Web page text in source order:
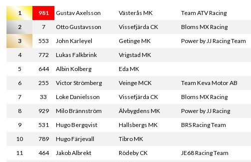
1 981 Gustav Axelsson Västerås MK Team ATV Racing
2
7 Otto Gustavsson Vissefjärda CK Bloms MX Racing
3
553 John Karleyel Getinge MK Power by JJ Racing Team
4
772 Lukas Falkbrink Vrigstad MK
5
644 Albin Kolberg Eda MK
6
255 Victor Strömberg Veinge MCK Team Keva Motor AB
7
33 Loke Danielsson Vissefjärda CK Bloms MX Racing
8
929 Milo Brännström Älvbygdens MK Power by JJ Racing
9
531 Hugo Bergqvist Hallsbergs MK BRS Racing Team
10
789 Hugo Färjevall Tibro MK
11
464 Jakob Albrekt Rödeby CK JE68 Racing Team